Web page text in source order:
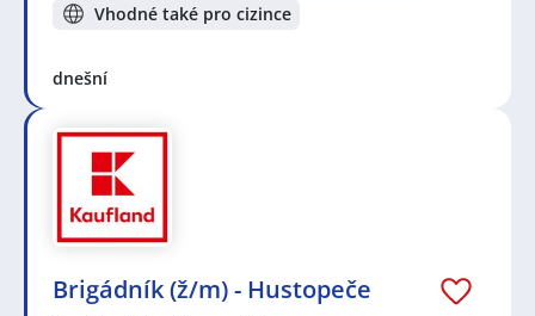
Vhodné také pro cizince
dnešní
Brigádník (ž/m) - Hustopeče